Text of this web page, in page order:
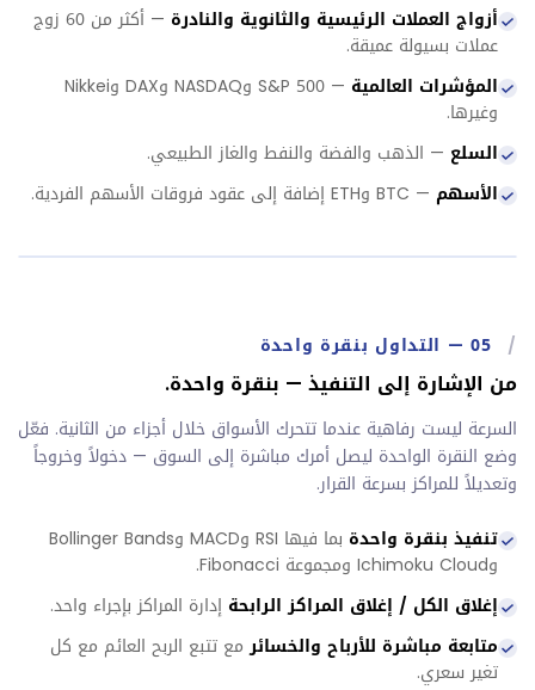
أزواج العملات الرئيسية والثانوية والنادرة
— أكثر من 60 زوج
عملات بسيولة عميقة.
المؤشرات العالمية
— S&P 500 وNASDAQ وDAX وNikkei
وغيرها.
السلع — الذهب والفضة والنفط والغاز الطبيعي.
الأسهم — BTC وETH إضافة إلى عقود فروقات الأسهم الفردية.
/
05
— التداول بنقرة واحدة
من الإشارة إلى التنفيذ — بنقرة واحدة.
السرعة ليست رفاهية عندما تتحرك الأسواق خلال أجزاء من الثانية. فعّل
وضع النقرة الواحدة ليصل أمرك مباشرة إلى السوق — دخولاً وخروجاً
وتعديلاً للمراكز بسرعة القرار.
تنفيذ بنقرة واحدة
بما فيها RSI وMACD وBollinger Bands
وIchimoku Cloud ومجموعة Fibonacci.
إغلاق الكل / إغلاق المراكز الرابحة إدارة المراكز بإجراء واحد.
متابعة مباشرة للأرباح والخسائر مع تتبع الربح العائم مع كل
تغير سعري.